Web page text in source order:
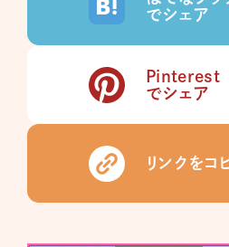
でシェア
Pinterest
でシェア
リンクをコ